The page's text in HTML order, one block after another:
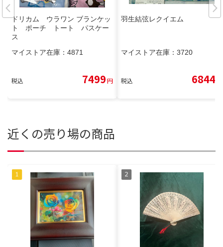
ドリカム ウラワン ブランケッ
ト ポーチ トート パスケー
ス
マイストア在庫： 4871
税込 7499円
羽生結弦レクイエム
マイストア在庫： 3720
税込 6844
近くの売り場の商品